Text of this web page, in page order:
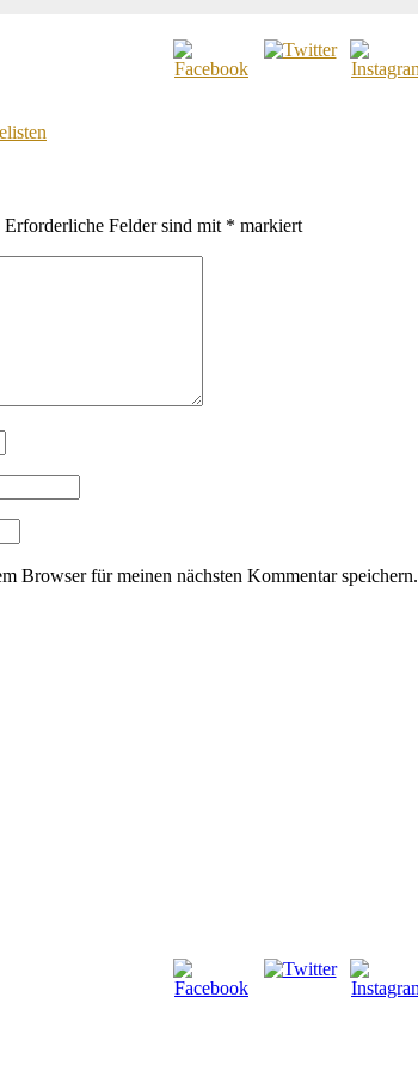
Erforderliche Felder sind mit * markiert
Browser für meinen nächsten Kommentar speichern.